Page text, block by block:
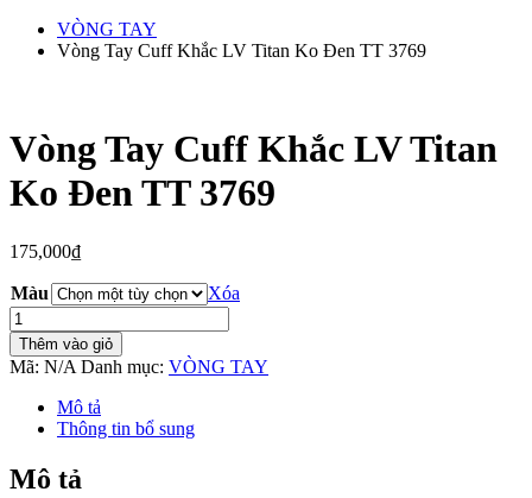
VÒNG TAY
Vòng Tay Cuff Khắc LV Titan Ko Đen TT 3769
Vòng Tay Cuff Khắc LV Titan
Ko Đen TT 3769
175,000₫
Màu
Xóa
Vòng
Tay
Cuff
Khắc
Titan
Đen
TT
Thêm vào giỏ
Mã: N/A Danh mục: VÒNG TAY
Mô tả
Thông tin bổ sung
Mô tả